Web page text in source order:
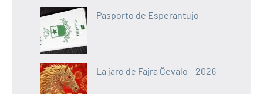
Pasporto de Esperantujo
La jaro de Fajra Ĉevalo – 2026